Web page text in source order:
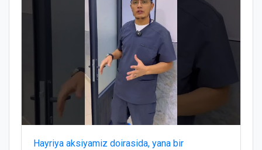
Hayriya aksiyamiz doirasida, yana bir